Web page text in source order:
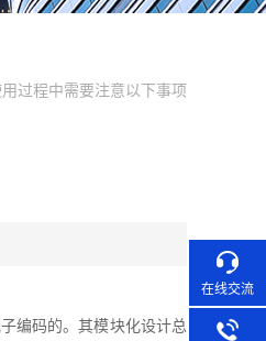
过程中需要注意以下事项
编码的。其模块化设计总
在线交流